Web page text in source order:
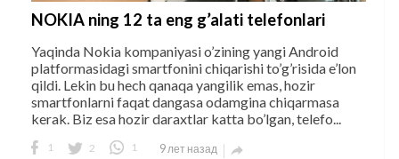
NOKIA ning 12 ta eng g’alati telefonlari
Yaqinda Nokia kompaniyasi o’zining yangi Android
platformasidagi smartfonini chiqarishi to’g’risida e’lon
qildi. Lekin bu hech qanaqa yangilik emas, hozir
smartfonlarni faqat dangasa odamgina chiqarmasa
kerak. Biz esa hozir daraxtlar katta bo’lgan, telefo...
1 2 1 9 лет назад 